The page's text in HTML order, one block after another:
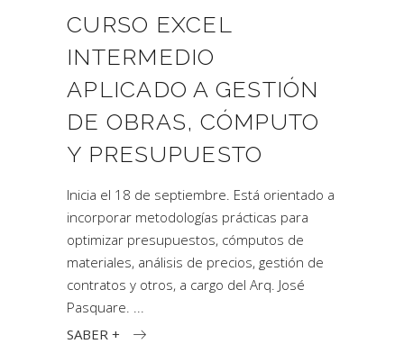
CURSO EXCEL
INTERMEDIO
APLICADO A GESTIÓN
DE OBRAS, CÓMPUTO
Y PRESUPUESTO
Inicia el 18 de septiembre. Está orientado a
incorporar metodologías prácticas para
optimizar presupuestos, cómputos de
materiales, análisis de precios, gestión de
contratos y otros, a cargo del Arq. José
Pasquare.
SABER +